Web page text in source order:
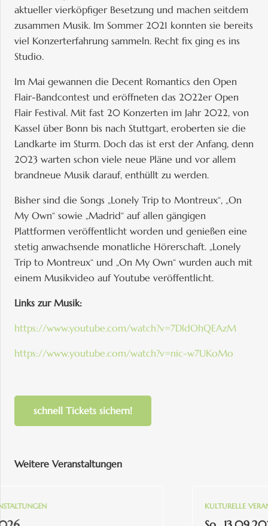
aktueller vierköpfiger Besetzung und machen seitdem
zusammen Musik. Im Sommer 2021 konnten sie bereits
viel Konzerterfahrung sammeln. Recht fix ging es ins
Studio.
Im Mai gewannen die Decent Romantics den Open
Flair-Bandcontest und eröffneten das 2022er Open
Flair Festival. Mit fast 20 Konzerten im Jahr 2022, von
Kassel über Bonn bis nach Stuttgart, eroberten sie die
Landkarte im Sturm. Doch das ist erst der Anfang, denn
2023 warten schon viele neue Pläne und vor allem
brandneue Musik darauf, enthüllt zu werden.
Bisher sind die Songs „Lonely Trip to Montreux“, „On
My Own“ sowie „Madrid“ auf allen gängigen
Plattformen veröffentlicht worden und genießen eine
stetig anwachsende monatliche Hörerschaft. „Lonely
Trip to Montreux“ und „On My Own“ wurden auch mit
einem Musikvideo auf Youtube veröffentlicht.
Links zur Musik:
https://www.youtube.com/watch?v=7DldOhQEAzM
https://www.youtube.com/watch?v=nic-w7UKoMo
schnell Tickets sichern!
Weitere Veranstaltungen
KULTURELLE